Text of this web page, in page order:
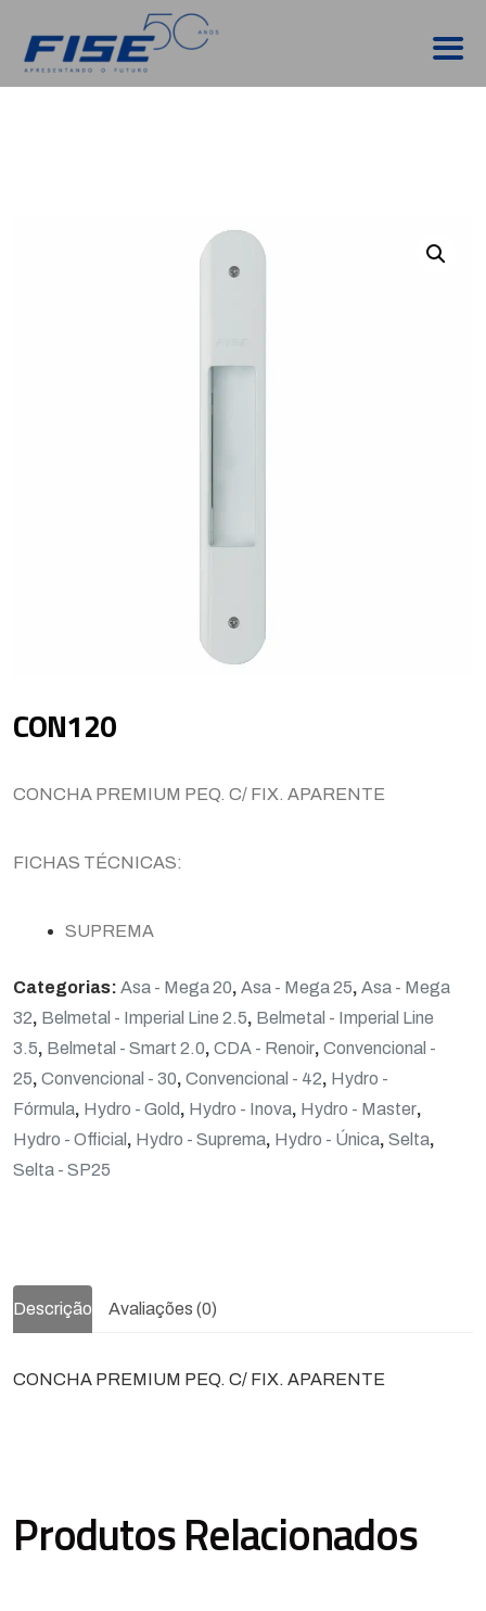
CON120
CONCHA PREMIUM PEQ. C/ FIX. APARENTE
FICHAS TÉCNICAS:
SUPREMA
Categorias: Asa - Mega 20, Asa - Mega 25, Asa - Mega
32, Belmetal - Imperial Line 2.5, Belmetal - Imperial Line
3.5, Belmetal - Smart 2.0, CDA - Renoir, Convencional -
25, Convencional - 30, Convencional - 42, Hydro -
Fórmula, Hydro - Gold, Hydro - Inova, Hydro - Master,
Hydro - Official , Hydro - Suprema, Hydro - Única, Selta,
Selta - SP25
Descrição Avaliações (0)
CONCHA PREMIUM PEQ. C/ FIX. APARENTE
Produtos Relacionados